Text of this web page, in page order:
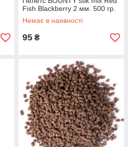
Fish Blackberry 2 мм. 500 гр.
Немає в наявності
95 ₴